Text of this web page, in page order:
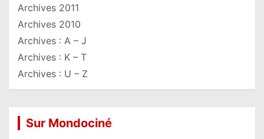
Archives 2011
Archives 2010
Archives : A – J
Archives : K – T
Archives : U – Z
Sur Mondociné